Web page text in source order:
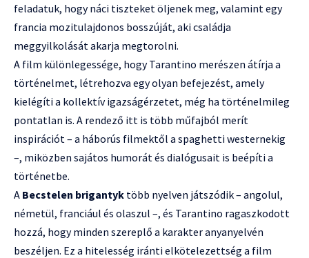
feladatuk, hogy náci tiszteket öljenek meg, valamint egy
francia mozitulajdonos bosszúját, aki családja
meggyilkolását akarja megtorolni.
A film különlegessége, hogy Tarantino merészen átírja a
történelmet, létrehozva egy olyan befejezést, amely
kielégíti a kollektív igazságérzetet, még ha történelmileg
pontatlan is. A rendező itt is több műfajból merít
inspirációt – a háborús filmektől a spaghetti westernekig
–, miközben sajátos humorát és dialógusait is beépíti a
történetbe.
A Becstelen brigantyk több nyelven játszódik – angolul,
németül, franciául és olaszul –, és Tarantino ragaszkodott
hozzá, hogy minden szereplő a karakter anyanyelvén
beszéljen. Ez a hitelesség iránti elkötelezettség a film